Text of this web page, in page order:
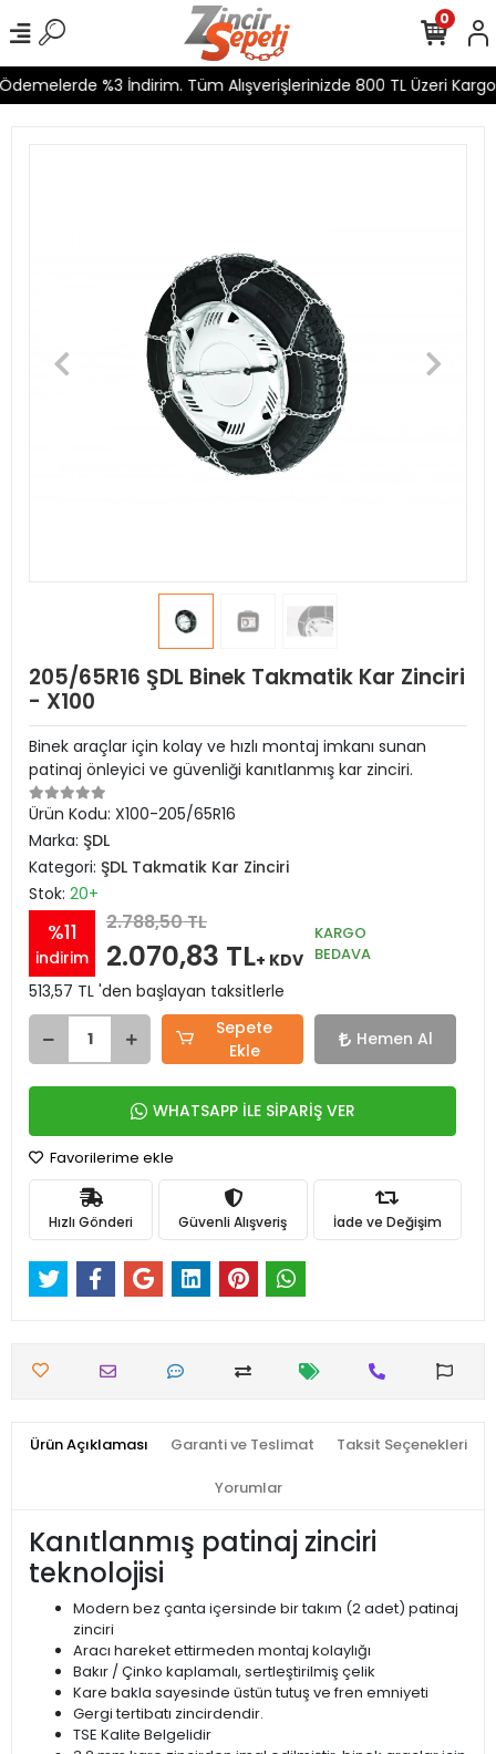
%3 İndirim. Tüm Alışverişlerinizde 800 TL Üzeri Kargo
0
205/65R16 ŞDL Binek Takmatik Kar Zinciri
- X100
Binek araçlar için kolay ve hızlı montaj imkanı sunan
patinaj önleyici ve güvenliği kanıtlanmış kar zinciri.
Ürün Kodu: X100-205/65R16
Marka: ŞDL
Kategori: ŞDL Takmatik Kar Zinciri
Stok: 20+
%11
indirim
2.788,50 TL
2.070,83 TL+ KDV
KARGO
BEDAVA
513,57 TL 'den başlayan taksitlerle
Sepete
Ekle
Hemen Al
WHATSAPP İLE SİPARİŞ VER
Favorilerime ekle
Hızlı Gönderi Güvenli Alışveriş İade ve Değişim
Ürün Açıklaması Garanti ve Teslimat Taksit Seçenekleri
Yorumlar
Kanıtlanmış patinaj zinciri
teknolojisi
Modern bez çanta içersinde bir takım (2 adet) patinaj
zinciri
Aracı hareket ettirmeden montaj kolaylığı
Bakır / Çinko kaplamalı, sertleştirilmiş çelik
Kare bakla sayesinde üstün tutuş ve fren emniyeti
Gergi tertibatı zincirdendir.
TSE Kalite Belgelidir